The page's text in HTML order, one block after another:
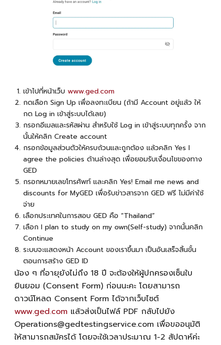
เข้าไปที่หน้าเว็บ www.ged.com
กดเลือก Sign Up เพื่อลงทะเบียน (ถ้ามี Account อยู่แล้ว ให้
กด Log in เข้าสู่ระบบได้เลย)
กรอกอีเมลและรหัสผ่าน สำหรับใช้ Log in เข้าสู่ระบบทุกครั้ง จาก
นั้นให้คลิก Create account
กรอกข้อมูลส่วนตัวให้ครบถ้วนและถูกต้อง แล้วคลิก Yes I
agree the policies ด้านล่างสุด เพื่อยอมรับเงื่อนไขของทาง
GED
กรอกหมายเลขโทรศัพท์ และคลิก Yes! Email me news and
discounts for MyGED เพื่อรับข่าวสารจาก GED ฟรี ไม่มีค่าใช้
จ่าย
เลือกประเทศในการสอบ GED คือ “Thailand”
เลือก I plan to study on my own(Self-study) จากนั้นคลิก
Continue
ระบบจะแสดงหน้า Account ของเราขึ้นมา เป็นอันเสร็จสิ้นขั้น
ตอนการสร้าง GED ID
น้อง ๆ ที่อายุยังไม่ถึง 18 ปี จะต้องให้ผู้ปกครองเซ็นใบ
ยินยอม (Consent Form) ก่อนนะคะ โดยสามารถ
ดาวน์โหลด Consent Form ได้จากเว็บไซต์
www.ged.com แล้วส่งเป็นไฟล์ PDF กลับไปยัง
Operations@gedtestingservice.com เพื่อขออนุมัติ
ให้สามารถสมัครได้ โดยจะใช้เวลาประมาณ 1-2 สัปดาห์ค่ะ